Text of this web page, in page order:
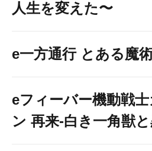
人生を変えた〜
e一方通行 とある魔
eフィーバー機動戦
ン 再来-白き一角獣